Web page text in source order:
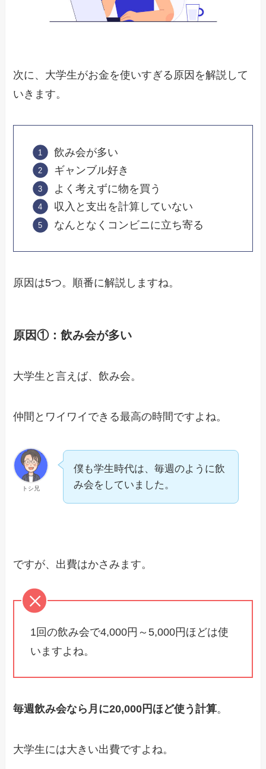
次に、大学生がお金を使いすぎる原因を解説して
いきます。
飲み会が多い
ギャンブル好き
よく考えずに物を買う
収入と支出を計算していない
なんとなくコンビニに立ち寄る
原因は5つ。順番に解説しますね。
原因①：飲み会が多い
大学生と言えば、飲み会。
仲間とワイワイできる最高の時間ですよね。
トシ兄
僕も学生時代は、毎週のように飲
み会をしていました。
ですが、出費はかさみます。
1回の飲み会で4,000円～5,000円ほどは使
いますよね。
毎週飲み会なら月に20,000円ほど使う計算。
大学生には大きい出費ですよね。